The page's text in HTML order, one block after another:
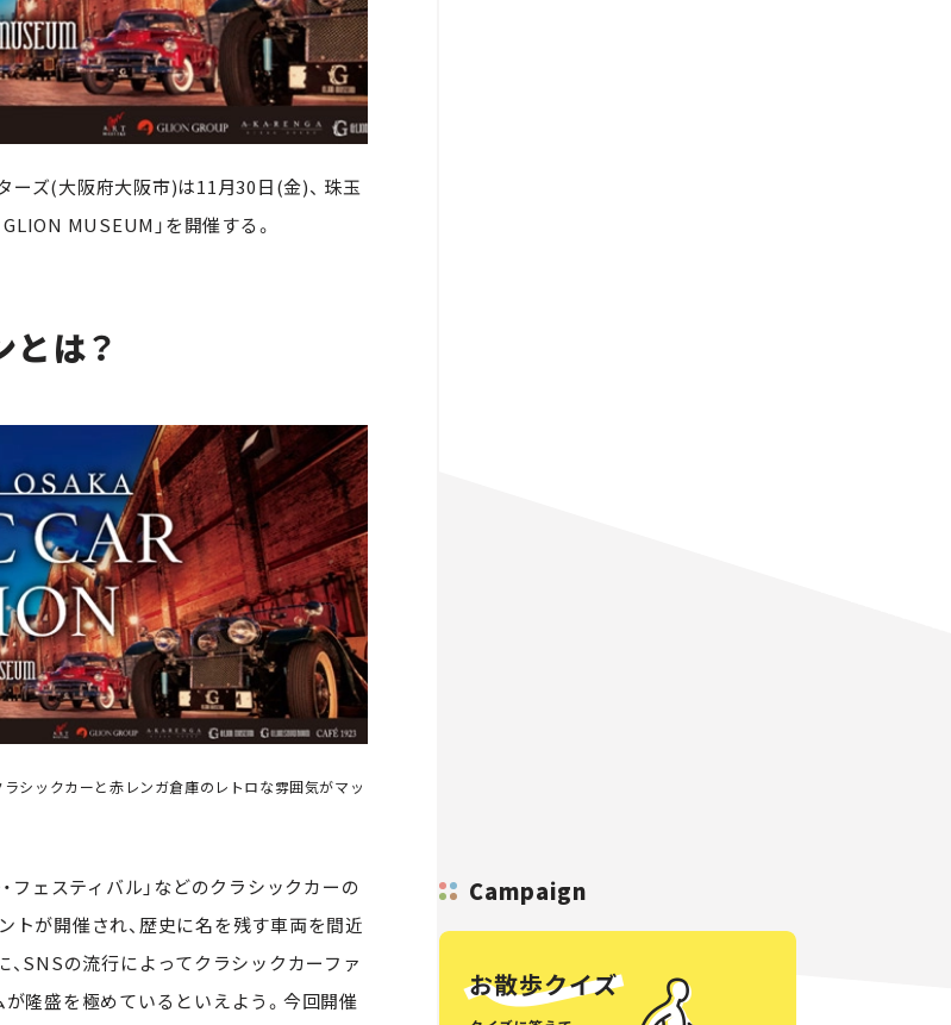
ズ(大阪府大阪市)は11月30日(金)、 珠玉
MUSEUM」を開催する。
は？
ラシックカーと赤レンガ倉庫のレトロな雰囲気がマッ
フェスティバル」などのクラシックカーの
が開催され、歴史に名を残す車両を間近
SNSの流行によってクラシックカーファ
隆盛を極めているといえよう。今回開催
Campaign